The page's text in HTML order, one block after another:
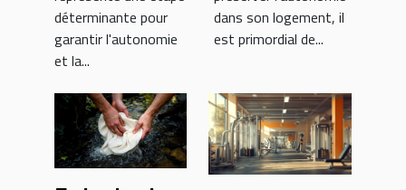
escalier ?
déterminante pour
garantir l'autonomie
et la...
dans son logement, il
est primordial de...